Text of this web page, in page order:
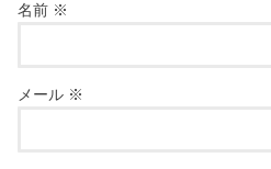
名前 ※
メール ※